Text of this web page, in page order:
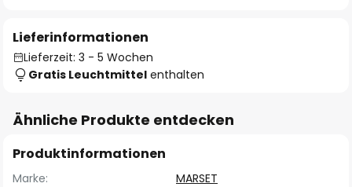
Lieferinformationen
Lieferzeit: 3 - 5 Wochen
Gratis Leuchtmittel enthalten
Ähnliche Produkte entdecken
Produktinformationen
Marke:
MARSET